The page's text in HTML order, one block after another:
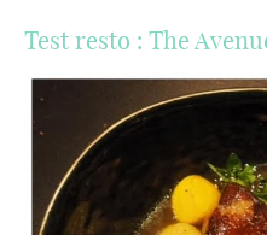
Test resto : The